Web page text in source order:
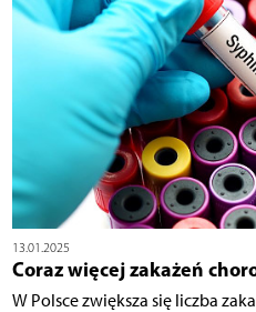
13.01.2025
Coraz więcej zakażeń
W Polsce zwiększa się liczba